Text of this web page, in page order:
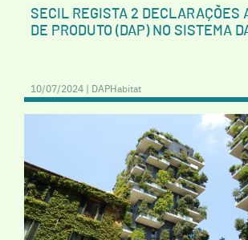
SECIL REGISTA 2 DECLARAÇÕES
DE PRODUTO (DAP) NO SISTEMA
10/07/2024 | DAPHabitat